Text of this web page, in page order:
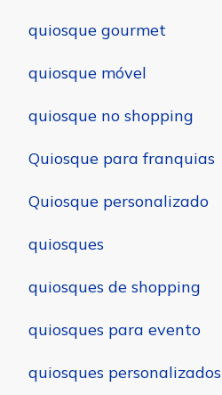
quiosque gourmet
quiosque móvel
quiosque no shopping
Quiosque para franquias
Quiosque personalizado
quiosques
quiosques de shopping
quiosques para evento
quiosques personalizados